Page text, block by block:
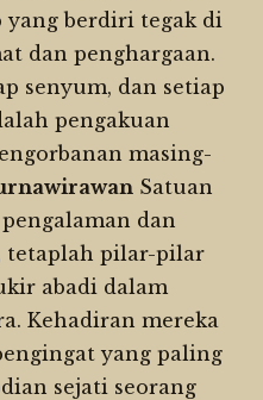
berdiri tegak di
dan penghargaan.
senyum, dan setiap
pengakuan
masing-
Satuan
dan
tetaplah pilar-pilar
abadi dalam
Kehadiran mereka
yang paling
sejati seorang